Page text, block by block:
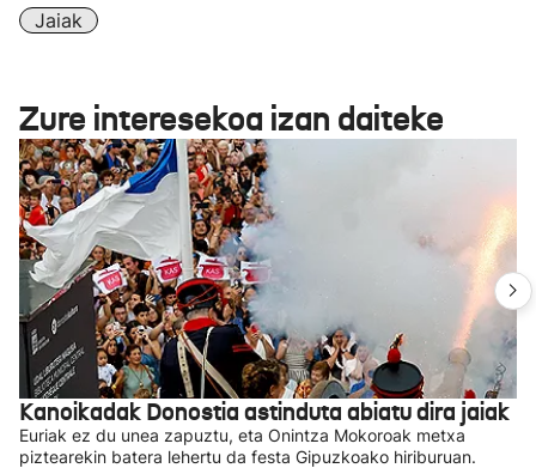
Jaiak
Zure interesekoa izan daiteke
Kanoikadak Donostia astinduta abiatu dira jaiak
Euriak ez du unea zapuztu, eta Onintza Mokoroak metxa
piztearekin batera lehertu da festa Gipuzkoako hiriburuan.